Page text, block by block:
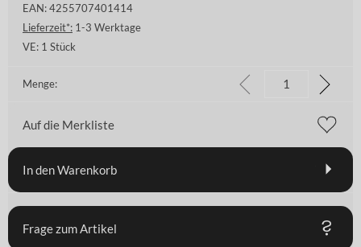
EAN: 4255707401414
Lieferzeit*: 1-3 Werktage
VE: 1 Stück
Menge:
Auf die Merkliste
In den Warenkorb
Frage zum Artikel